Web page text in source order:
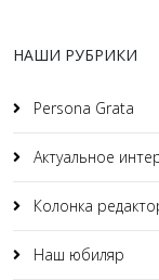
НАШИ РУБРИКИ
Persona Grata
Актуальное
Колонка
Наш юбиляр